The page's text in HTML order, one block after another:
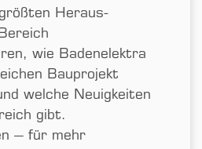
Heraus­
wie Badenelektra
Bau­projekt
welche Neuigkeiten
gibt.
– für mehr